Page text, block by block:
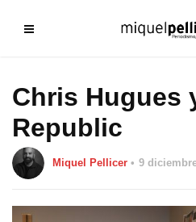
Chris Hugues
Republic
Miquel Pellicer 9